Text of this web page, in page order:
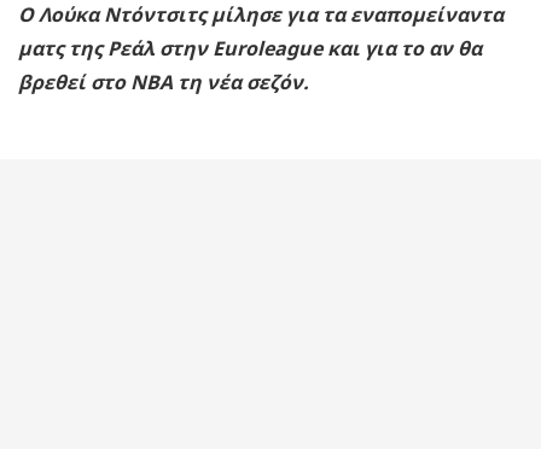
Ο Λούκα Ντόντσιτς μίλησε για τα εναπομείναντα
ματς της Ρεάλ στην Euroleague και για το αν θα
βρεθεί στο ΝΒΑ τη νέα σεζόν.